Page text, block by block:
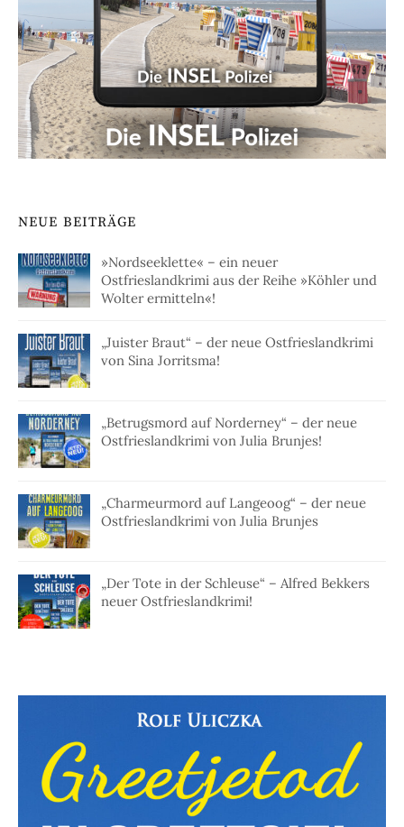
NEUE BEITRÄGE
»Nordseeklette« – ein neuer
Ostfrieslandkrimi aus der Reihe »Köhler und
Wolter ermitteln«!
„Juister Braut“ – der neue Ostfrieslandkrimi
von Sina Jorritsma!
„Betrugsmord auf Norderney“ – der neue
Ostfrieslandkrimi von Julia Brunjes!
„Charmeurmord auf Langeoog“ – der neue
Ostfrieslandkrimi von Julia Brunjes
„Der Tote in der Schleuse“ – Alfred Bekkers
neuer Ostfrieslandkrimi!